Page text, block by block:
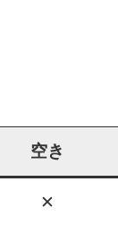
空き
✕